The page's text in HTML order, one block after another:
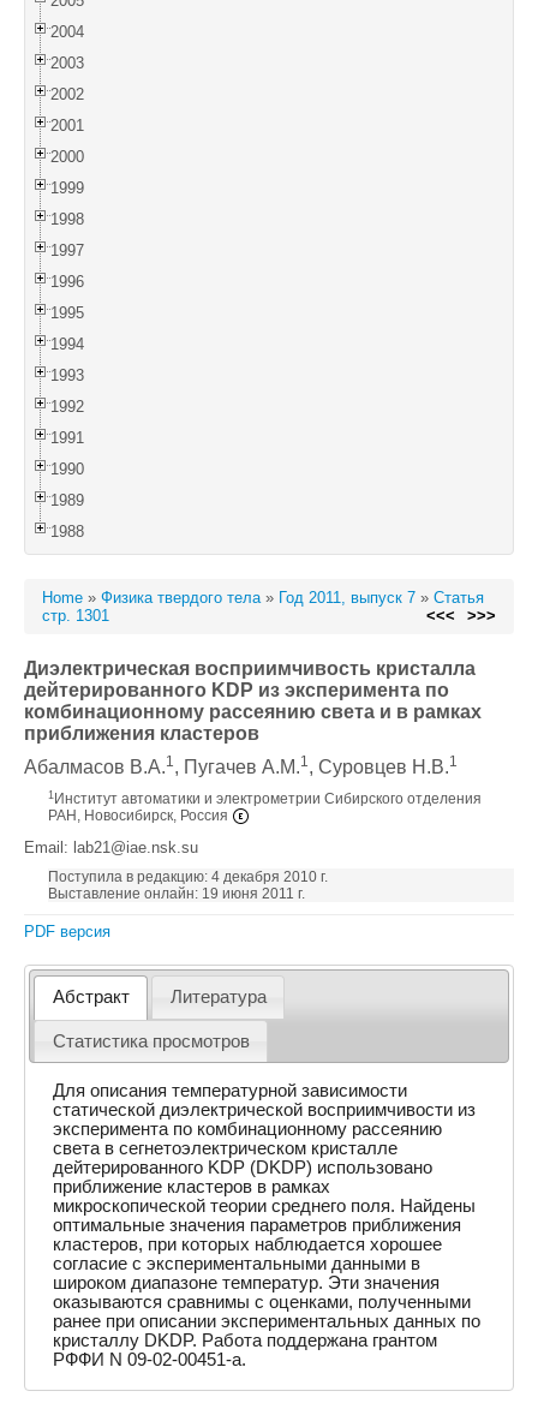
2004
2003
2002
2001
2000
1999
1998
1997
1996
1995
1994
1993
1992
1991
1990
1989
1988
Home » Физика твердого тела» Год 2011, выпуск 7 » Статья
стр. 1301
<<< >>>
Диэлектрическая восприимчивость кристалла
дейтерированного KDP из эксперимента по
комбинационному рассеянию света и в рамках
приближения кластеров
Абалмасов В.А.1, Пугачев А.М.1, Суровцев Н.В.1
1 Институт автоматики и электрометрии Сибирского отделения
РАН, Новосибирск, Россия
Email: lab21@iae.nsk.su
Поступила в редакцию: 4 декабря 2010 г.
Выставление онлайн: 19 июня 2011 г.
PDF версия
Абстракт Литература
Статистика просмотров
Для описания температурной зависимости
статической диэлектрической восприимчивости из
эксперимента по комбинационному рассеянию
света в сегнетоэлектрическом кристалле
дейтерированного KDP (DKDP) использовано
приближение кластеров в рамках
микроскопической теории среднего поля. Найдены
оптимальные значения параметров приближения
кластеров, при которых наблюдается хорошее
согласие с экспериментальными данными в
широком диапазоне температур. Эти значения
оказываются сравнимы с оценками, полученными
ранее при описании экспериментальных данных по
кристаллу DKDP. Работа поддержана грантом
РФФИ N 09-02-00451-а.